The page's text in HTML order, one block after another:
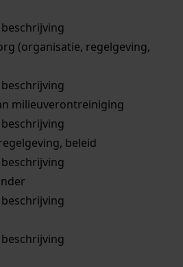
(organisatie, regelgeving,
milieuverontreiniging
beleid